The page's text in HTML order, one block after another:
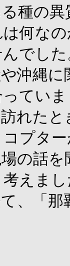
る種の
何な
でし
沖縄
てい
れたと
プタ
の話
えま
、「